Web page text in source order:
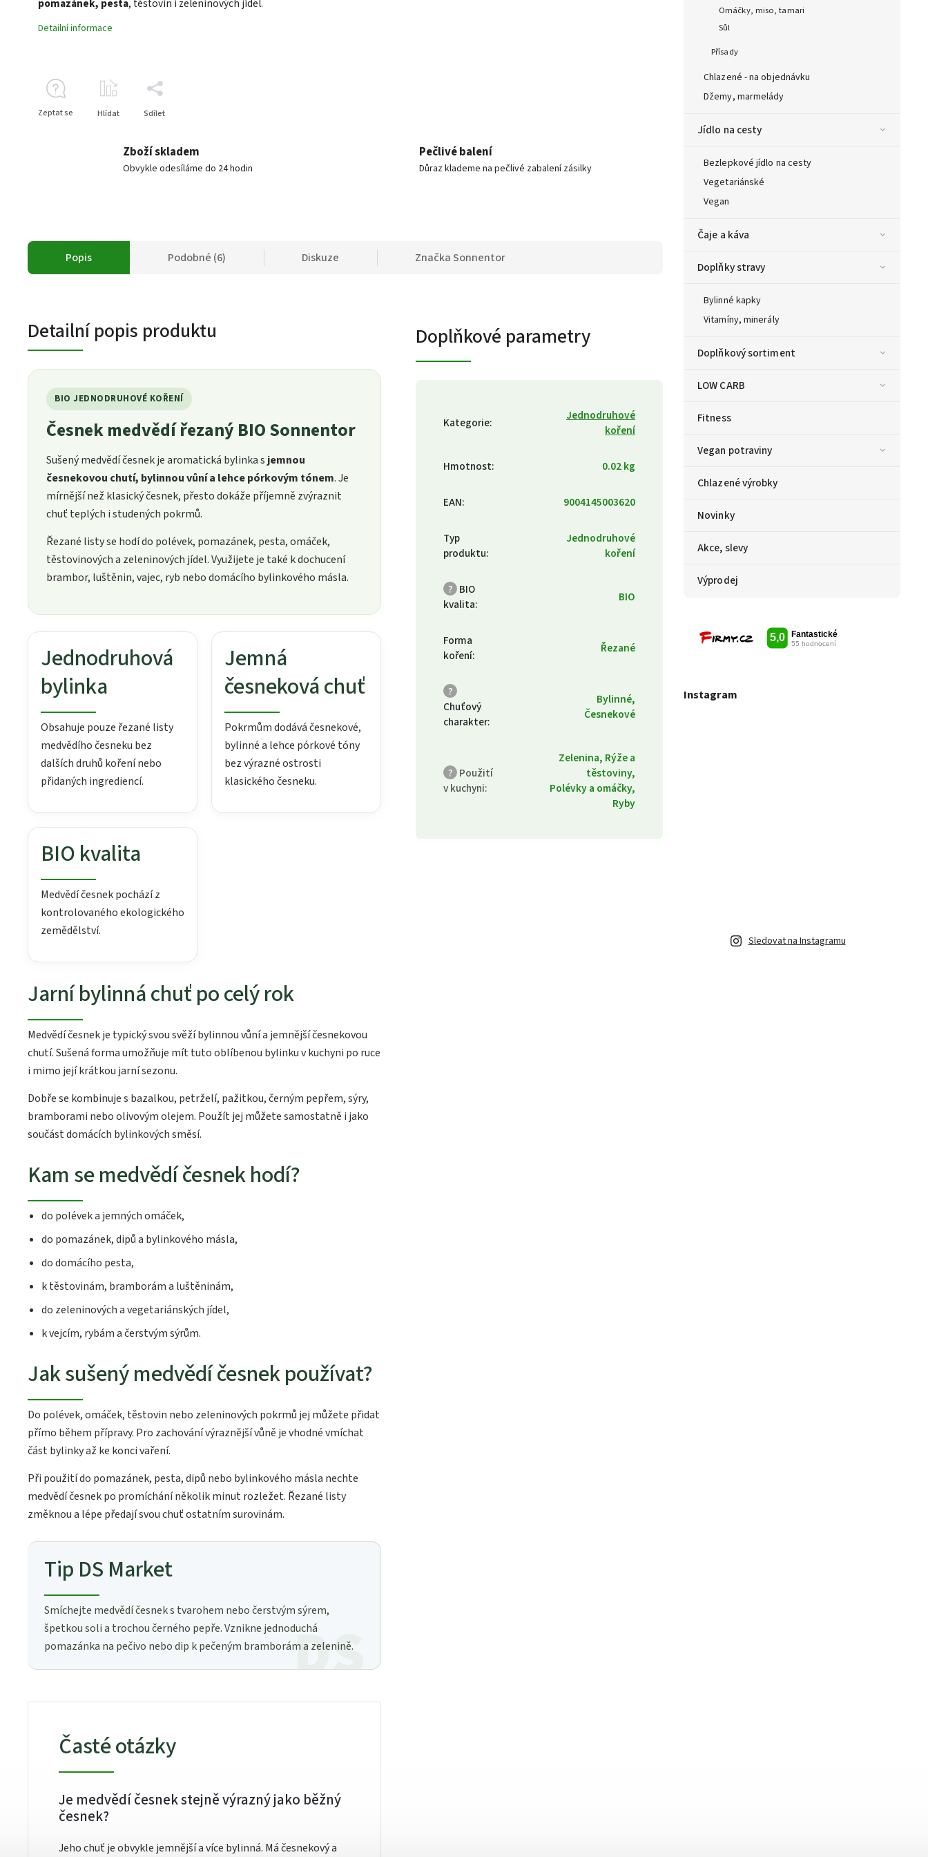
Omáčky, miso, tamari
Sůl
Přísady
Chlazené - na objednávku
Džemy, marmelády
Jídlo na cesty
Bezlepkové jídlo na cesty
Vegetariánské
Vegan
Čaje a káva
Doplňky stravy
Bylinné kapky
Vitamíny, minerály
Doplňkový sortiment
LOW CARB
Fitness
Vegan potraviny
Chlazené výrobky
Novinky
Akce, slevy
Výprodej
Instagram
Sledovat na Instagramu
pomazánek, pesta, těstovin i zeleninových jídel.
Detailní informace
Zeptat se Hlídat Sdílet
Zboží skladem
Obvykle odesíláme do 24 hodin
Pečlivé balení
Důraz klademe na pečlivé zabalení zásilky
Popis Podobné (6) Diskuze ZnačkaSonnentor
Detailní popis produktu
BIO JEDNODRUHOVÉ KOŘENÍ
Česnek medvědí řezaný BIO Sonnentor
Sušený medvědí česnek je aromatická bylinka s jemnou
česnekovou chutí, bylinnou vůní a lehce pórkovým tónem. Je
mírnější než klasický česnek, přesto dokáže příjemně zvýraznit
chuť teplých i studených pokrmů.
Řezané listy se hodí do polévek, pomazánek, pesta, omáček,
těstovinových a zeleninových jídel. Využijete je také k dochucení
brambor, luštěnin, vajec, ryb nebo domácího bylinkového másla.
Jednodruhová
bylinka
Obsahuje pouze řezané listy
medvědího česneku bez
dalších druhů koření nebo
přidaných ingrediencí.
Jemná
česneková chuť
Pokrmům dodává česnekové,
bylinné a lehce pórkové tóny
bez výrazné ostrosti
klasického česneku.
BIO kvalita
Medvědí česnek pochází z
kontrolovaného ekologického
zemědělství.
Jarní bylinná chuť po celý rok
Medvědí česnek je typický svou svěží bylinnou vůní a jemnější česnekovou
chutí. Sušená forma umožňuje mít tuto oblíbenou bylinku v kuchyni po ruce
i mimo její krátkou jarní sezonu.
Dobře se kombinuje s bazalkou, petrželí, pažitkou, černým pepřem, sýry,
bramborami nebo olivovým olejem. Použít jej můžete samostatně i jako
součást domácích bylinkových směsí.
Kam se medvědí česnek hodí?
do polévek a jemných omáček,
do pomazánek, dipů a bylinkového másla,
do domácího pesta,
k těstovinám, bramborám a luštěninám,
do zeleninových a vegetariánských jídel,
k vejcím, rybám a čerstvým sýrům.
Jak sušený medvědí česnek používat?
Do polévek, omáček, těstovin nebo zeleninových pokrmů jej můžete přidat
přímo během přípravy. Pro zachování výraznější vůně je vhodné vmíchat
část bylinky až ke konci vaření.
Při použití do pomazánek, pesta, dipů nebo bylinkového másla nechte
medvědí česnek po promíchání několik minut rozležet. Řezané listy
změknou a lépe předají svou chuť ostatním surovinám.
Tip DS Market
Smíchejte medvědí česnek s tvarohem nebo čerstvým sýrem,
špetkou soli a trochou černého pepře. Vznikne jednoduchá
pomazánka na pečivo nebo dip k pečeným bramborám a zelenině.
Časté otázky
Je medvědí česnek stejně výrazný jako běžný
česnek?
Jeho chuť je obvykle jemnější a více bylinná. Má česnekový a
Doplňkové parametry
Kategorie:
Jednodruhové
koření
Hmotnost: 0.02 kg
EAN: 9004145003620
Typ
produktu:
Jednodruhové
koření
? BIO
kvalita: BIO
Forma
koření: Řezané
?
Chuťový
charakter:
Bylinné,
Česnekové
? Použití
v kuchyni:
Zelenina, Rýže a
těstoviny,
Polévky a omáčky,
Ryby